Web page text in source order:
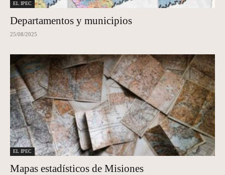
EL IPEC
Departamentos y municipios
25/08/2025
EL IPEC
Mapas estadísticos de Misiones